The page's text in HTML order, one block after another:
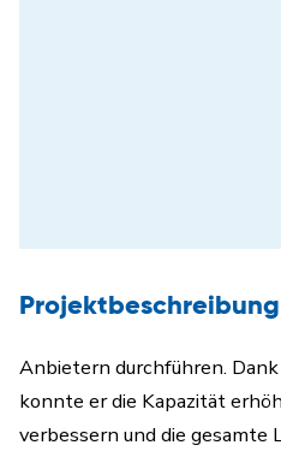
Projektbeschreibung
Anbietern durchführen.
konnte er die Kapazität
verbessern und die gesamte